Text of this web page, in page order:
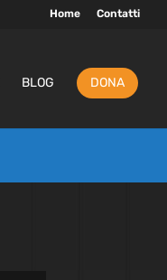
Home Contatti
BLOG DONA